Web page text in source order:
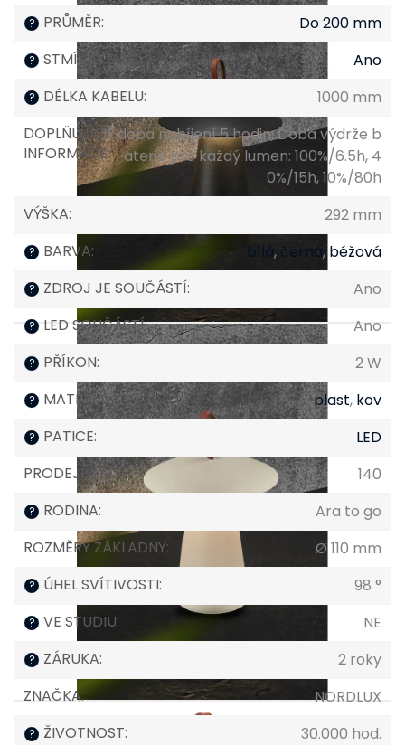
? PRŮMĚR: Do 200 mm
? STMÍVATELNÉ: Ano
? DÉLKA KABELU:
1000 mm
DOPLŇUJÍCÍ
INFORMACE:
doba nabíjení 5 hodin, Doba výdrže b
aterie pro každý lumen: 100%/6.5h, 4
0%/15h, 10%/80h
VÝŠKA: 292 mm
? BARVA: bílá, černá, béžová
? ZDROJ JE SOUČÁSTÍ: Ano
? LED SOUČÁSTÍ: Ano
? PŘÍKON: 2 W
? MATERIÁL: plast, kov
? PATICE:
LED
PRODEJŮ: 140
? RODINA:
Ara to go
ROZMĚRY ZÁKLADNY: Ø 110 mm
? ÚHEL SVÍTIVOSTI: 98 °
? VE STUDIU: NE
? ZÁRUKA:
2 roky
ZNAČKA: NORDLUX
? ŽIVOTNOST:
30.000 hod.